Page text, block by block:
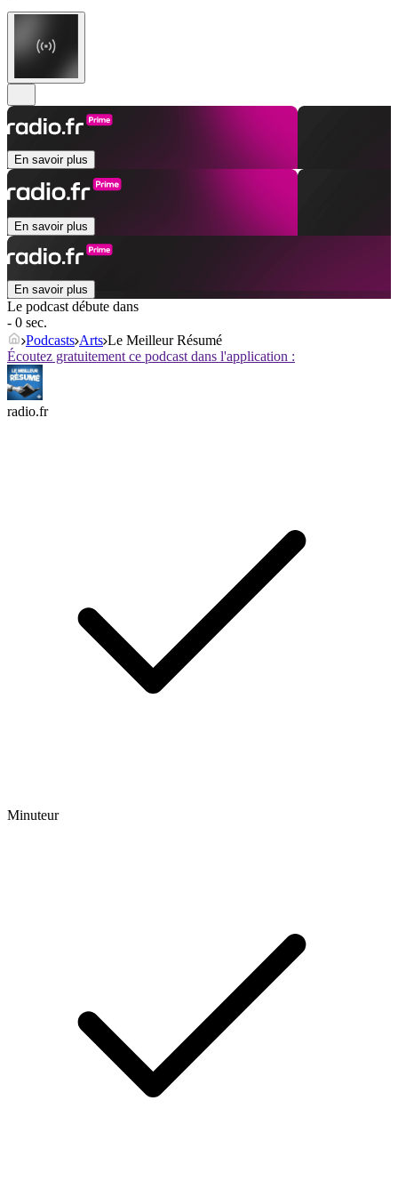
En savoir plus
En savoir plus
En savoir plus
Le podcast débute dans
- 0 sec.
Podcasts Arts Le Meilleur Résumé
Écoutez gratuitement ce podcast dans l'application :
radio.fr
Minuteur